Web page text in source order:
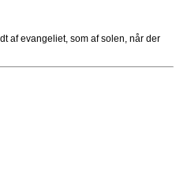
af evangeliet, som af solen, når der